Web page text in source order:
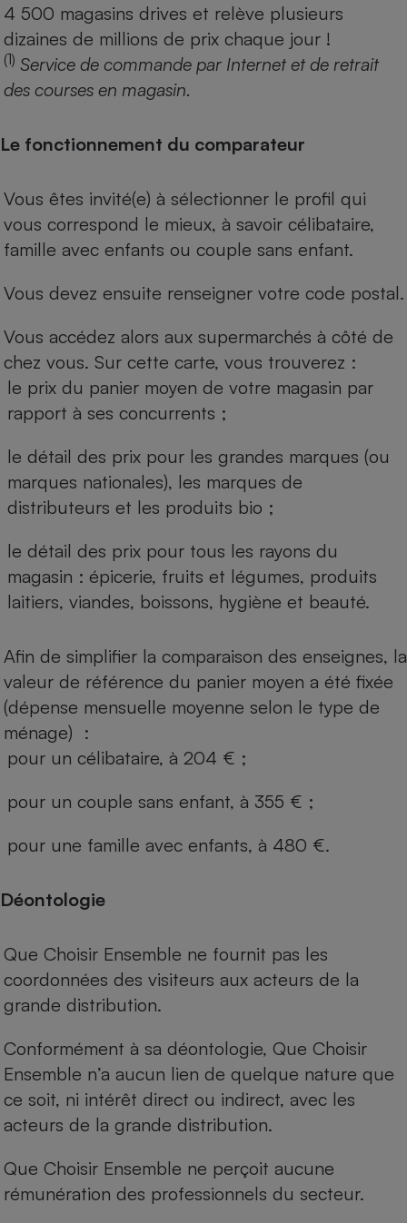
4 500 magasins drives et relève plusieurs
dizaines de millions de prix chaque jour !
(1) Service de commande par Internet et de retrait
des courses en magasin.
Le fonctionnement du comparateur
Vous êtes invité(e) à sélectionner le profil qui
vous correspond le mieux, à savoir célibataire,
famille avec enfants ou couple sans enfant.
Vous devez ensuite renseigner votre code postal.
Vous accédez alors aux supermarchés à côté de
chez vous. Sur cette carte, vous trouverez :
le prix du panier moyen de votre magasin par
rapport à ses concurrents ;
le détail des prix pour les grandes marques (ou
marques nationales), les marques de
distributeurs et les produits bio ;
le détail des prix pour tous les rayons du
magasin : épicerie, fruits et légumes, produits
laitiers, viandes, boissons, hygiène et beauté.
Afin de simplifier la comparaison des enseignes, la
valeur de référence du panier moyen a été fixée
(dépense mensuelle moyenne selon le type de
ménage) :
pour un célibataire, à 204 € ;
pour un couple sans enfant, à 355 € ;
pour une famille avec enfants, à 480 €.
Déontologie
Que Choisir Ensemble ne fournit pas les
coordonnées des visiteurs aux acteurs de la
grande distribution.
Conformément à sa déontologie, Que Choisir
Ensemble n’a aucun lien de quelque nature que
ce soit, ni intérêt direct ou indirect, avec les
acteurs de la grande distribution.
Que Choisir Ensemble ne perçoit aucune
rémunération des professionnels du secteur.